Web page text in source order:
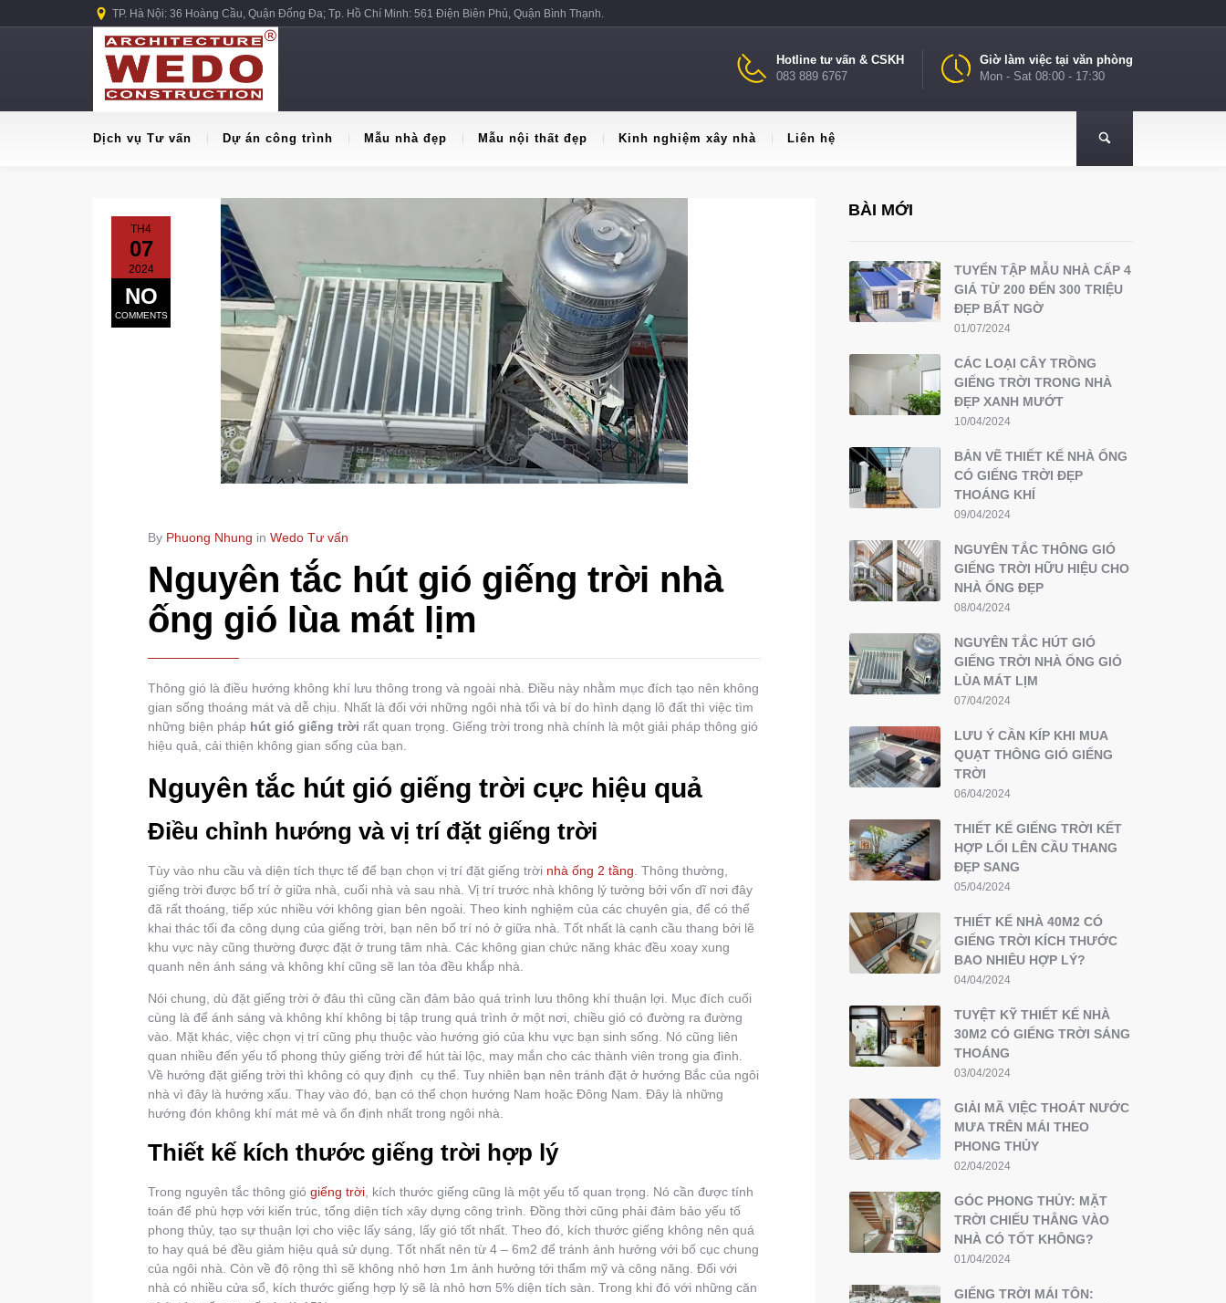
TP. Hà Nội: 36 Hoàng Cầu, Quận Đống Đa; Tp. Hồ Chí Minh: 561 Điện Biên Phủ, Quận Bình Thạnh.
Giờ làm việc tại văn phòng
Mon - Sat 08:00 - 17:30
Hotline tư vấn & CSKH
083 889 6767
Dịch vụ Tư vấn Dự án công trình Mẫu nhà đẹp Mẫu nội thất đẹp Kinh nghiệm xây nhà Liên hệ
TH4
07
2024
NO
COMMENTS
By Phuong Nhung in Wedo Tư vấn
Nguyên tắc hút gió giếng trời nhà
ống gió lùa mát lịm
Thông gió là điều hướng không khí lưu thông trong và ngoài nhà. Điều này nhằm mục đích tạo nên không
gian sống thoáng mát và dễ chịu. Nhất là đối với những ngôi nhà tối và bí do hình dạng lô đất thì việc tìm
những biện pháp hút gió giếng trời rất quan trọng. Giếng trời trong nhà chính là một giải pháp thông gió
hiệu quả, cải thiện không gian sống của bạn.
Nguyên tắc hút gió giếng trời cực hiệu quả
Điều chỉnh hướng và vị trí đặt giếng trời
Tùy vào nhu cầu và diện tích thực tế để bạn chọn vị trí đặt giếng trời nhà ống 2 tầng . Thông thường,
giếng trời được bố trí ở giữa nhà, cuối nhà và sau nhà. Vị trí trước nhà không lý tưởng bởi vốn dĩ nơi đây
đã rất thoáng, tiếp xúc nhiều với không gian bên ngoài. Theo kinh nghiệm của các chuyên gia, để có thể
khai thác tối đa công dụng của giếng trời, bạn nên bố trí nó ở giữa nhà. Tốt nhất là cạnh cầu thang bởi lẽ
khu vực này cũng thường được đặt ở trung tâm nhà. Các không gian chức năng khác đều xoay xung
quanh nên ánh sáng và không khí cũng sẽ lan tỏa đều khắp nhà.
Nói chung, dù đặt giếng trời ở đâu thì cũng cần đảm bảo quá trình lưu thông khí thuận lợi. Mục đích cuối
cùng là để ánh sáng và không khí không bị tập trung quá trình ở một nơi, chiều gió có đường ra đường
vào. Mặt khác, việc chọn vị trí cũng phụ thuộc vào hướng gió của khu vực bạn sinh sống. Nó cũng liên
quan nhiều đến yếu tố phong thủy giếng trời để hút tài lộc, may mắn cho các thành viên trong gia đình.
Về hướng đặt giếng trời thì không có quy định cụ thể. Tuy nhiên bạn nên tránh đặt ở hướng Bắc của ngôi
nhà vì đây là hướng xấu. Thay vào đó, bạn có thể chọn hướng Nam hoặc Đông Nam. Đây là những
hướng đón không khí mát mẻ và ổn định nhất trong ngôi nhà.
Thiết kế kích thước giếng trời hợp lý
Trong nguyên tắc thông gió giếng trời , kích thước giếng cũng là một yếu tố quan trọng. Nó cần được tính
toán để phù hợp với kiến trúc, tổng diện tích xây dựng công trình. Đồng thời cũng phải đảm bảo yếu tố
phong thủy, tạo sự thuận lợi cho việc lấy sáng, lấy gió tốt nhất. Theo đó, kích thước giếng không nên quá
to hay quá bé đều giảm hiệu quả sử dụng. Tốt nhất nên từ 4 – 6m2 để tránh ảnh hưởng với bố cục chung
của ngôi nhà. Còn về độ rộng thì sẽ không nhỏ hơn 1m ảnh hưởng tới thẩm mỹ và công năng. Đối với
nhà có nhiều cửa sổ, kích thước giếng hợp lý sẽ là nhỏ hơn 5% diện tích sàn. Trong khi đó với những căn
BÀI MỚI
TUYỂN TẬP MẪU NHÀ CẤP 4
GIÁ TỪ 200 ĐẾN 300 TRIỆU
ĐẸP BẤT NGỜ
01/07/2024
CÁC LOẠI CÂY TRỒNG
GIẾNG TRỜI TRONG NHÀ
ĐẸP XANH MƯỚT
10/04/2024
BẢN VẼ THIẾT KẾ NHÀ ỐNG
CÓ GIẾNG TRỜI ĐẸP
THOÁNG KHÍ
09/04/2024
NGUYÊN TẮC THÔNG GIÓ
GIẾNG TRỜI HỮU HIỆU CHO
NHÀ ỐNG ĐẸP
08/04/2024
NGUYÊN TẮC HÚT GIÓ
GIẾNG TRỜI NHÀ ỐNG GIÓ
LÙA MÁT LỊM
07/04/2024
LƯU Ý CẦN KÍP KHI MUA
QUẠT THÔNG GIÓ GIẾNG
TRỜI
06/04/2024
THIẾT KẾ GIẾNG TRỜI KẾT
HỢP LỐI LÊN CẦU THANG
ĐẸP SANG
05/04/2024
THIẾT KẾ NHÀ 40M2 CÓ
GIẾNG TRỜI KÍCH THƯỚC
BAO NHIÊU HỢP LÝ?
04/04/2024
TUYỆT KỸ THIẾT KẾ NHÀ
30M2 CÓ GIẾNG TRỜI SÁNG
THOÁNG
03/04/2024
GIẢI MÃ VIỆC THOÁT NƯỚC
MƯA TRÊN MÁI THEO
PHONG THỦY
02/04/2024
GÓC PHONG THỦY: MẶT
TRỜI CHIẾU THẲNG VÀO
NHÀ CÓ TỐT KHÔNG?
01/04/2024
GIẾNG TRỜI MÁI TÔN: